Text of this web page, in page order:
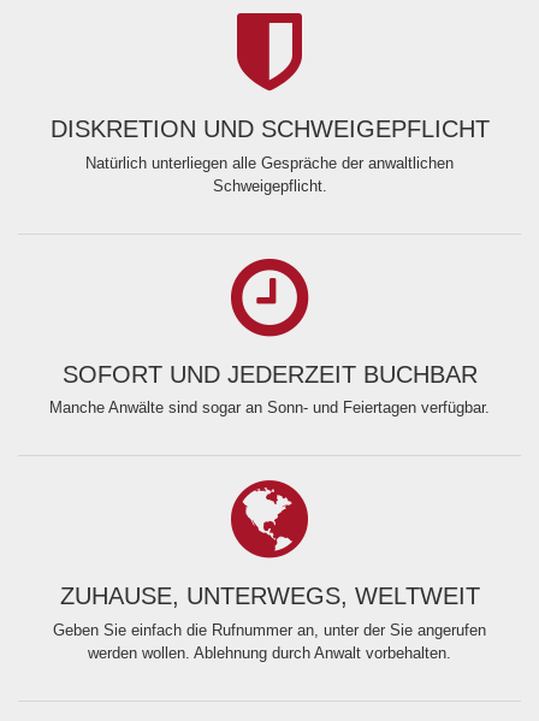
DISKRETION UND SCHWEIGEPFLICHT
Natürlich unterliegen alle Gespräche der anwaltlichen
Schweigepflicht.
SOFORT UND JEDERZEIT BUCHBAR
Manche Anwälte sind sogar an Sonn- und Feiertagen verfügbar.
ZUHAUSE, UNTERWEGS, WELTWEIT
Geben Sie einfach die Rufnummer an, unter der Sie angerufen
werden wollen. Ablehnung durch Anwalt vorbehalten.